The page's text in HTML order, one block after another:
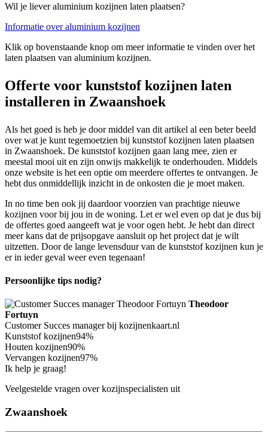
Wil je liever aluminium kozijnen laten plaatsen?
Informatie over aluminium kozijnen
Klik op bovenstaande knop om meer informatie te vinden over het
laten plaatsen van aluminium kozijnen.
Offerte voor kunststof kozijnen laten
installeren in Zwaanshoek
Als het goed is heb je door middel van dit artikel al een beter beeld
over wat je kunt tegemoetzien bij kunststof kozijnen laten plaatsen
in Zwaanshoek. De kunststof kozijnen gaan lang mee, zien er
meestal mooi uit en zijn onwijs makkelijk te onderhouden. Middels
onze website is het een optie om meerdere offertes te ontvangen. Je
hebt dus onmiddellijk inzicht in de onkosten die je moet maken.
In no time ben ook jij daardoor voorzien van prachtige nieuwe
kozijnen voor bij jou in de woning. Let er wel even op dat je dus bij
de offertes goed aangeeft wat je voor ogen hebt. Je hebt dan direct
meer kans dat de prijsopgave aansluit op het project dat je wilt
uitzetten. Door de lange levensduur van de kunststof kozijnen kun je
er in ieder geval weer even tegenaan!
Persoonlijke tips nodig?
Theodoor
Fortuyn
Customer Succes manager bij kozijnenkaart.nl
Kunststof kozijnen94%
Houten kozijnen90%
Vervangen kozijnen97%
Ik help je graag!
Veelgestelde vragen over kozijnspecialisten uit
Zwaanshoek